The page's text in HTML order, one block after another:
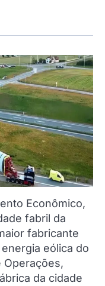
Econômico,
fabril da
fabricante
eólica do
Operações,
da cidade